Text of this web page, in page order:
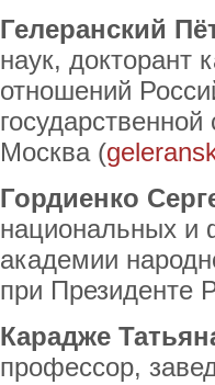
Гелеранский
наук,
отношений
Москва (
Гордиенко
национальных и
академии
при Президенте
Карадже
профессор,